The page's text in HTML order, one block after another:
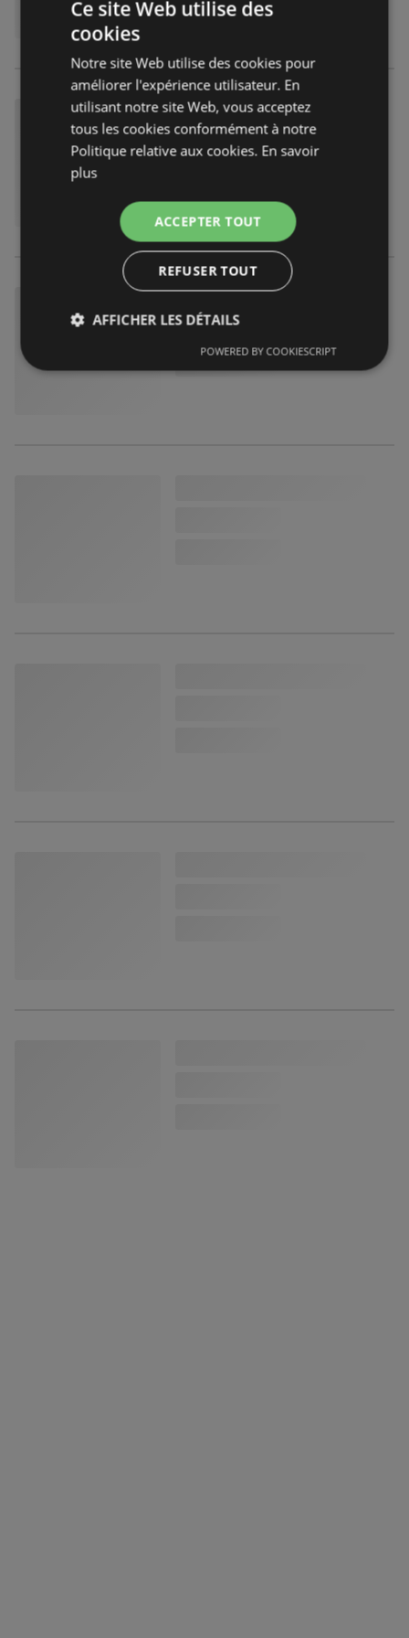
Ce site Web utilise des
cookies
Notre site Web utilise des cookies pour
améliorer l'expérience utilisateur. En
utilisant notre site Web, vous acceptez
tous les cookies conformément à notre
Politique relative aux cookies. En savoir
plus
ACCEPTER TOUT
REFUSER TOUT
AFFICHER LES DÉTAILS
POWERED BY COOKIESCRIPT